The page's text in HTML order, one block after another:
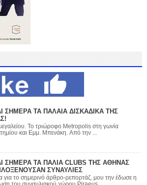
ΣΗΜΕΡΑ ΤΑ ΠΑΛΑΙΑ ΔΙΣΚΑΔΙΚΑ ΤΗΣ
Το τριώροφο Metropolis στη γωνία
Πανεπιστημίου και Εμμ. Μπενάκη. Από την ...
ΣΗΜΕΡΑ ΤΑ ΠΑΛΙΑ CLUBS ΤΗΣ ΑΘΗΝΑΣ
ΣΥΝΑΥΛΙΕΣ
για το σημερινό άρθρο-ρεπορτάζ, μου την έδωσε η